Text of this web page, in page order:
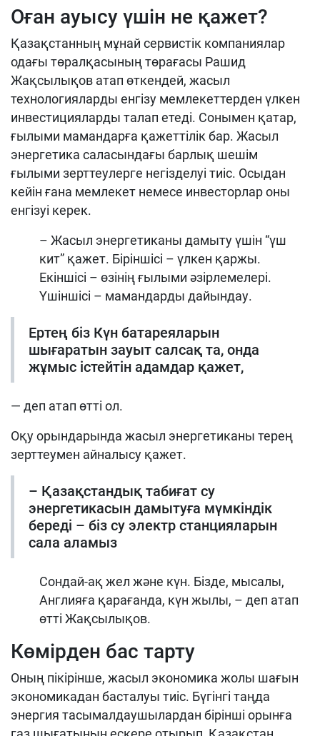
Оған ауысу үшін не қажет?
Қазақстанның мұнай сервистік компаниялар
одағы төралқасының төрағасы Рашид
Жақсылықов атап өткендей, жасыл
технологияларды енгізу мемлекеттерден үлкен
инвестицияларды талап етеді. Сонымен қатар,
ғылыми мамандарға қажеттілік бар. Жасыл
энергетика саласындағы барлық шешім
ғылыми зерттеулерге негізделуі тиіс. Осыдан
кейін ғана мемлекет немесе инвесторлар оны
енгізуі керек.
– Жасыл энергетиканы дамыту үшін “үш
кит” қажет. Біріншісі – үлкен қаржы.
Екіншісі – өзінің ғылыми әзірлемелері.
Үшіншісі – мамандарды дайындау.
Ертең біз Күн батареяларын
шығаратын зауыт салсақ та, онда
жұмыс істейтін адамдар қажет,
— деп атап өтті ол.
Оқу орындарында жасыл энергетиканы терең
зерттеумен айналысу қажет.
– Қазақстандық табиғат су
энергетикасын дамытуға мүмкіндік
береді – біз су электр станцияларын
сала аламыз
Сондай-ақ жел және күн. Бізде, мысалы,
Англияға қарағанда, күн жылы, – деп атап
өтті Жақсылықов.
Көмірден бас тарту
Оның пікірінше, жасыл экономика жолы шағын
экономикадан басталуы тиіс. Бүгінгі таңда
энергия тасымалдаушылардан бірінші орынға